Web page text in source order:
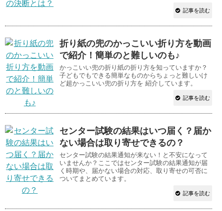
記事を読む
折り紙の兜のかっこいい折り方を動画
で紹介！簡単のと難しいのも♪
かっこいい兜の折り紙の折り方を知っていますか？
子どもでもできる簡単なものからちょっと難しいけ
ど超かっこいい兜の折り方を 紹介しています。
記事を読む
センター試験の結果はいつ届く？届か
ない場合は取り寄せできるの？
センター試験の結果通知が来ない！と不安になって
いませんか？ここではセンター試験の結果通知が届
く時期や、届かない場合の対応、取り寄せの可否に
ついてまとめています。
記事を読む